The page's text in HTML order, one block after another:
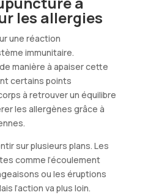
les allergies
une réaction
immunitaire.
manière à apaiser cette
certains points
à retrouver un équilibre
les allergènes grâce à
sur plusieurs plans. Les
comme l’écoulement
ou les éruptions
l’action va plus loin.